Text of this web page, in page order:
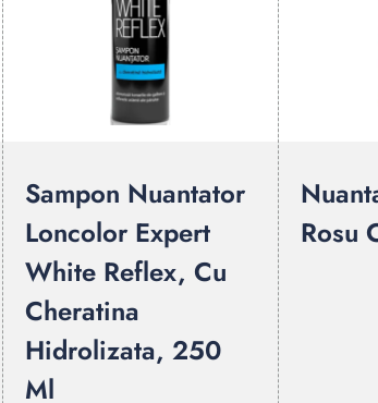
Sampon Nuantator
Loncolor Expert
White Reflex, Cu
Cheratina
Hidrolizata, 250
Ml
Rosu